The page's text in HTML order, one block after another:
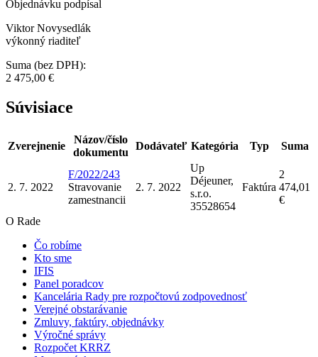
Objednávku podpísal
Viktor Novysedlák
výkonný riaditeľ
Suma (bez DPH):
2 475,00 €
Súvisiace
Zverejnenie
Názov/číslo
dokumentu
Dodávateľ Kategória Typ Suma
2. 7. 2022
F/2022/243
Stravovanie
zamestnancii
2. 7. 2022
Up
Déjeuner,
s.r.o.
35528654
Faktúra
2
474,01
€
O Rade
Čo robíme
Kto sme
IFIS
Panel poradcov
Kancelária Rady pre rozpočtovú zodpovednosť
Verejné obstarávanie
Zmluvy, faktúry, objednávky
Výročné správy
Rozpočet KRRZ